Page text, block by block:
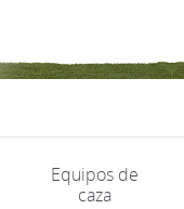
Equipos de
caza